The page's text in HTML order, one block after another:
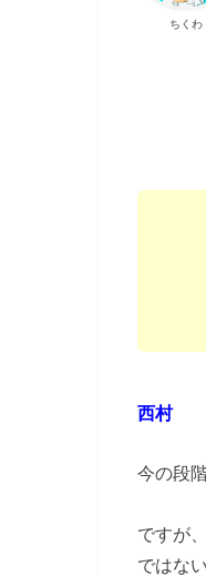
ちくわ
西村
今の段
ですが
ではな